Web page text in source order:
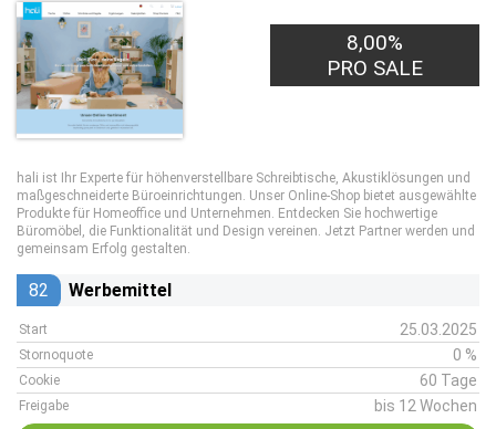
8,00%
PRO SALE
hali ist Ihr Experte für höhenverstellbare Schreibtische, Akustiklösungen und
maßgeschneiderte Büroeinrichtungen. Unser Online-Shop bietet ausgewählte
Produkte für Homeoffice und Unternehmen. Entdecken Sie hochwertige
Büromöbel, die Funktionalität und Design vereinen. Jetzt Partner werden und
gemeinsam Erfolg gestalten.
82 Werbemittel
Start 25.03.2025
Stornoquote 0 %
Cookie 60 Tage
Freigabe bis 12 Wochen